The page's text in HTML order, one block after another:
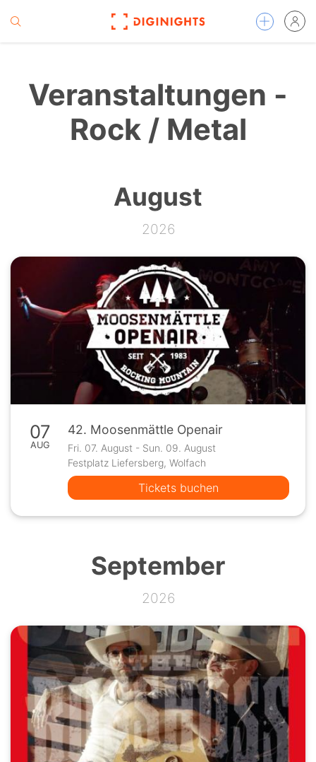
Veranstaltungen -
Rock / Metal
August
2026
07
AUG
42. Moosenmättle Openair
Fri. 07. August - Sun. 09. August
Festplatz Liefersberg, Wolfach
Tickets buchen
September
2026